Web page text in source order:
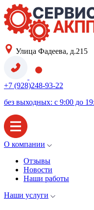
Улица Фадеева, д.215
+7 (928)248-93-22
без выходных: с 9:00 до
О компании
Отзывы
Новости
Наши работы
Наши услуги